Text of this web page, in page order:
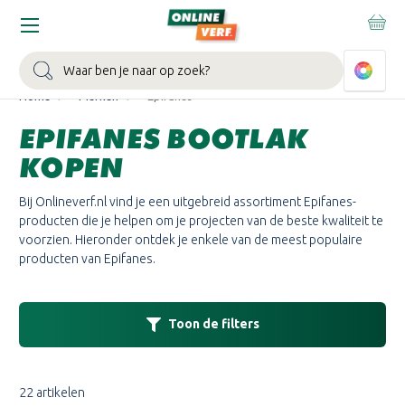
Zoeken
WIN EEN BALLONVAART:Bij besteding vanaf €100,- aan Sikkens
muurverf en/of lak.
Bekijk actie >
Home Merken Epifanes
EPIFANES BOOTLAK
KOPEN
Bij Onlineverf.nl vind je een uitgebreid assortiment Epifanes-
producten die je helpen om je projecten van de beste kwaliteit te
voorzien. Hieronder ontdek je enkele van de meest populaire
producten van Epifanes.
22 artikelen
Toon de filters